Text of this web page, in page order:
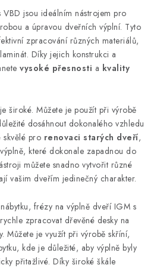
jsou ideálním nástrojem pro
a úpravou dveřních výplní. Tyto
zpracování různých materiálů,
Díky jejich konstrukci a
vysoké přesnosti a kvality
široké. Můžete je použít při výrobě
dosáhnout dokonalého vzhledu
skvělé pro renovaci starých dveří,
které dokonale zapadnou do
můžete snadno vytvořit různé
vašim dveřím jedinečný charakter.
frézy na výplně dveří IGM s
zpracovat dřevěné desky na
Můžete je využít při výrobě skříní,
kde je důležité, aby výplně byly
přitažlivé. Díky široké škále